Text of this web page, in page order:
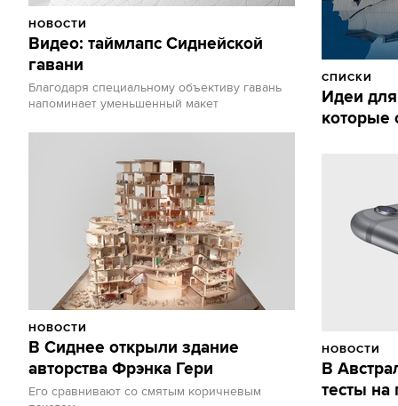
НОВОСТИ
Видео: таймлапс Сиднейской
гавани
Благодаря специальному объективу гавань
напоминает уменьшенный макет
НОВОСТИ
В Сиднее открыли здание
авторства Фрэнка Гери
Его сравнивают со смятым коричневым
СПИСКИ
Идеи
которые
НОВОСТИ
В
тесты на